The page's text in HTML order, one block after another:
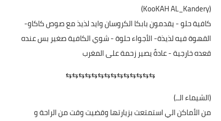
(KooKAH AL_Kandery)
كافية حلو - يقدمون بابكا الكروسان وايد لذيذ مع صوص كاكاو-
القهوة فيه لذيذة- الأجواء حلوة - شوي الكافية صغير بس عنده
قعده خارجية - عادةً يصير زحمة على المغرب
⇆⇆⇆⇆⇆⇆⇆⇆⇆⇆⇆⇆⇆⇆
(الشيماء الــ)
من الأماكن الي استمتعت بزيارتها وقضيت وقت من الراحة و